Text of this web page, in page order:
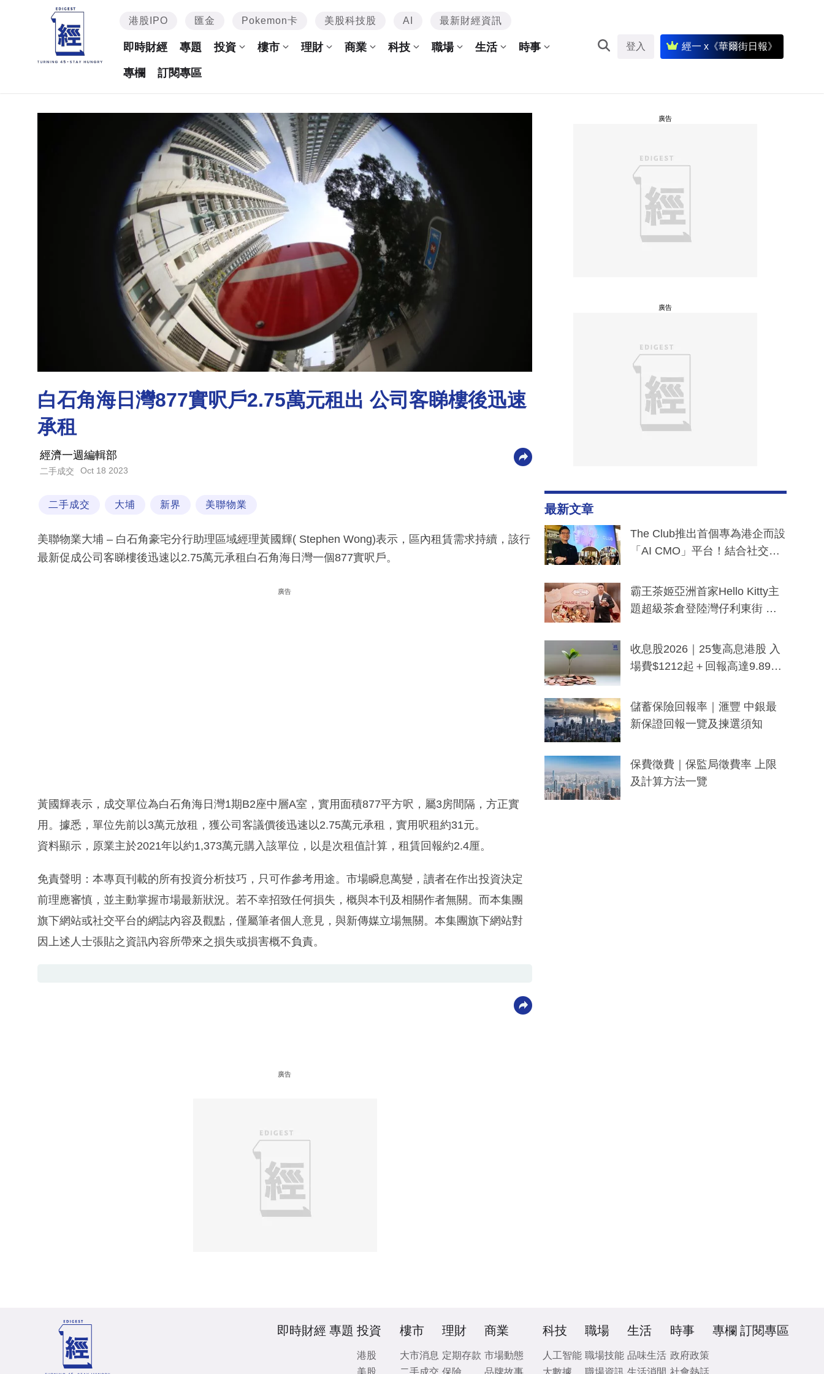
港股IPO 匯金 Pokemon卡 美股科技股 AI 最新財經資訊
即時財經 專題 投資 樓市 理財 商業 科技 職場 生活 時事
專欄 訂閱專區
登入 經一 x《華爾街日報》
白石角海日灣877實呎戶2.75萬元租出 公司客睇樓後迅速
承租
經濟一週編輯部
二手成交 Oct 18 2023
二手成交 大埔 新界 美聯物業
美聯物業大埔 – 白石角豪宅分行助理區域經理黃國輝( Stephen Wong)表示，區內租賃需求持續，該行
最新促成公司客睇樓後迅速以2.75萬元承租白石角海日灣一個877實呎戶。
廣告
黃國輝表示，成交單位為白石角海日灣1期B2座中層A室，實用面積877平方呎，屬3房間隔，方正實
用。據悉，單位先前以3萬元放租，獲公司客議價後迅速以2.75萬元承租，實用呎租約31元。
資料顯示，原業主於2021年以約1,373萬元購入該單位，以是次租值計算，租賃回報約2.4厘。
免責聲明：本專頁刊載的所有投資分析技巧，只可作參考用途。市場瞬息萬變，讀者在作出投資決定
前理應審慎，並主動掌握市場最新狀況。若不幸招致任何損失，概與本刊及相關作者無關。而本集團
旗下網站或社交平台的網誌內容及觀點，僅屬筆者個人意見，與新傳媒立場無關。本集團旗下網站對
因上述人士張貼之資訊內容所帶來之損失或損害概不負責。
廣告
廣告
廣告
最新文章
The Club推出首個專為港企而設
「AI CMO」平台！結合社交聆
分鐘生成「貼地」宣傳短片
霸王茶姬亞洲首家Hello Kitty主
題超級茶倉登陸灣仔利東街 推
y及香港限定特調系列
收息股2026｜25隻高息港股 入
場費$1212起＋回報高達9.89
儲蓄保險回報率｜滙豐 中銀最
新保證回報一覽及揀選須知
保費徵費｜保監局徵費率 上限
及計算方法一覽
即時財經 專題 投資
港股
樓市
大市消息
理財
定期存款
商業
市場動態
科技
人工智能
職場
職場技能
生活
品味生活
時事
政府政策
專欄 訂閱專區